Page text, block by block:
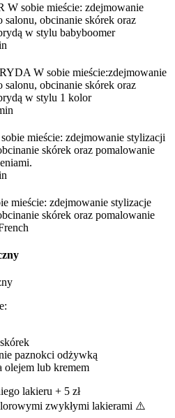
sobie mieście: zdejmowanie
salonu, obcinanie skórek oraz
w stylu babyboomer
W sobie mieście:zdejmowanie
salonu, obcinanie skórek oraz
w stylu 1 kolor
mieście: zdejmowanie stylizacji
skórek oraz pomalowanie
mieście: zdejmowanie stylizacje
skórek oraz pomalowanie
paznokci odżywką
olejem lub kremem
lakieru + 5 zł
zwykłymi lakierami ⚠️